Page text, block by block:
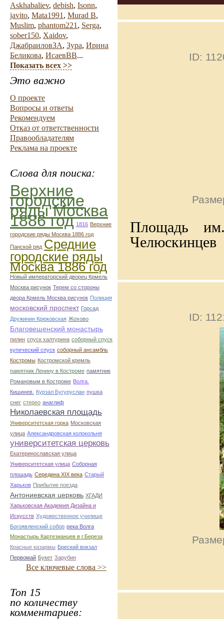
Askhabaliev, debish, Isonn,
javito, Mata1991 , Murad B,
Muslim, phantom221 , Serga,
sober150, Xaidov,
ДжабраиловЗА, Зура, Ирина
Беликова, ИсаевВВ...
Показать всех >>
Это важно
О проекте
Вопросы и ответы
Рекомендуем
Отказ от ответственности
Правообладателям
Реклама на проекте
Слова для поиска:
Верхние
городские
ряды Москва
1886 год 1816 Верхние
городские ряды Москва 1886 год
Панской ряд Средние
городские ряды
Москва 1886 год
Новый императорский дворец Крмель
Москва рисунок Терем со стороны
двора Крмель Москва рисунок Полиция
московский проспект Горсад
Дружинин Крюковская Жохово
Благовещенский монастырь
пилин спуск халтурина соборный спуск
купеческий спуск соборный ансамбль
Костромы Костромской кремль
памятник Ленину в Костроме памятник
Романовым в Костроме Волга.
Кишинев.
Курзал Бугуруслан пушка
снег стерео анаглиф
Николаевская площадь
Университетская горка Московская
улица Александровская колокольня
университетская церковь
Екатеринославская улица
Университетская улица Соборная
площадь Середина XIX века Старый
Харьков Прибытие поезда
Антониевская церковь ХГАДИ
Харьковская Академия Дизайна и
Искусств Художественное училище
Богоявленский собор река Волга
Монастырь Картезианцев в г.Береза
Красные казармы Бреский вокзал
Первомай Букет Зарубин
Все ключевые слова >>
Топ 15
по количеству
комментариев:
ID:
Площадь
Челюскинцев
ID: